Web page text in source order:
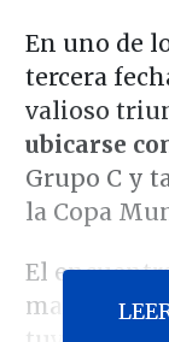
En uno de
tercera
valioso
ubicarse
Grupo C y
la Copa
El
marco de